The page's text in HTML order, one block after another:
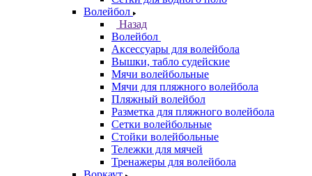
Волейбол
Назад
Волейбол
Аксессуары для волейбола
Вышки, табло судейские
Мячи волейбольные
Мячи для пляжного волейбола
Пляжный волейбол
Разметка для пляжного волейбола
Сетки волейбольные
Стойки волейбольные
Тележки для мячей
Тренажеры для волейбола